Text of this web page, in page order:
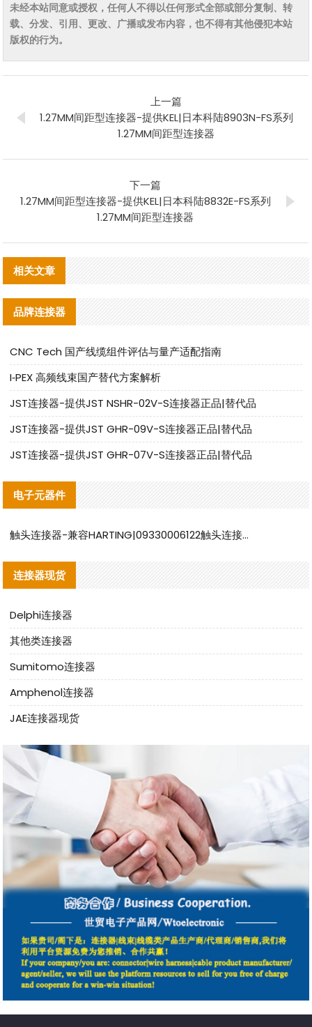
未经本站同意或授权，任何人不得以任何形式全部或部分复制、转
载、分发、引用、更改、广播或发布内容，也不得有其他侵犯本站
版权的行为。
上一篇
1.27MM间距型连接器-提供KEL|日本科陆8903N-FS系列
1.27MM间距型连接器
下一篇
1.27MM间距型连接器-提供KEL|日本科陆8832E-FS系列
1.27MM间距型连接器
相关文章
品牌连接器
CNC Tech 国产线缆组件评估与量产适配指南
I‑PEX 高频线束国产替代方案解析
JST连接器-提供JST NSHR-02V-S连接器正品|替代品
JST连接器-提供JST GHR-09V-S连接器正品|替代品
JST连接器-提供JST GHR-07V-S连接器正品|替代品
电子元器件
触头连接器-兼容HARTING|09330006122触头连接器替代品说明
连接器现货
Delphi连接器
其他类连接器
Sumitomo连接器
Amphenol连接器
JAE连接器现货